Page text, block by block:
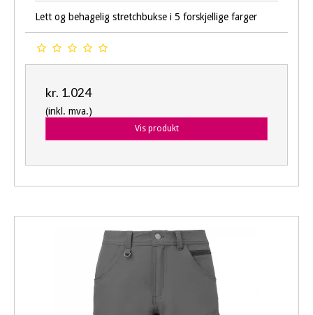
Lett og behagelig stretchbukse i 5 forskjellige farger
kr. 1.024
(inkl. mva.)
Vis produkt